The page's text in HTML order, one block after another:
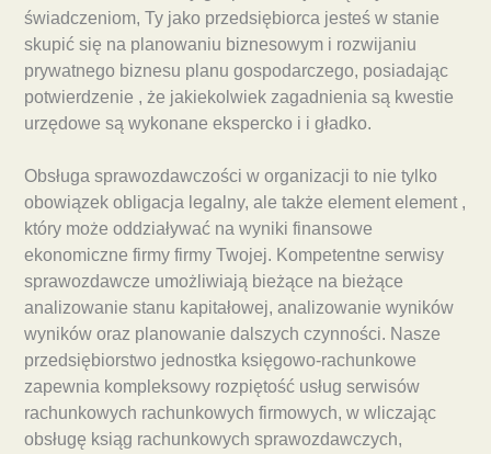
świadczeniom, Ty jako przedsiębiorca jesteś w stanie
skupić się na planowaniu biznesowym i rozwijaniu
prywatnego biznesu planu gospodarczego, posiadając
potwierdzenie , że jakiekolwiek zagadnienia są kwestie
urzędowe są wykonane ekspercko i i gładko.
Obsługa sprawozdawczości w organizacji to nie tylko
obowiązek obligacja legalny, ale także element element ,
który może oddziaływać na wyniki finansowe
ekonomiczne firmy firmy Twojej. Kompetentne serwisy
sprawozdawcze umożliwiają bieżące na bieżące
analizowanie stanu kapitałowej, analizowanie wyników
wyników oraz planowanie dalszych czynności. Nasze
przedsiębiorstwo jednostka księgowo-rachunkowe
zapewnia kompleksowy rozpiętość usług serwisów
rachunkowych rachunkowych firmowych, w wliczając
obsługę ksiąg rachunkowych sprawozdawczych,